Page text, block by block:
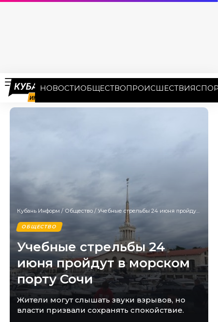
НОВОСТИОБЩЕСТВОПРОИСШЕСТВИЯ
Кубань Информ / Общество / Учебные стрельбы 24 июня пройдут в морском порту Сочи
ОБЩЕСТВО
Учебные стрельбы 24
июня пройдут в морском
порту Сочи
Жители могут слышать звуки взрывов, но
власти призвали сохранять спокойствие.